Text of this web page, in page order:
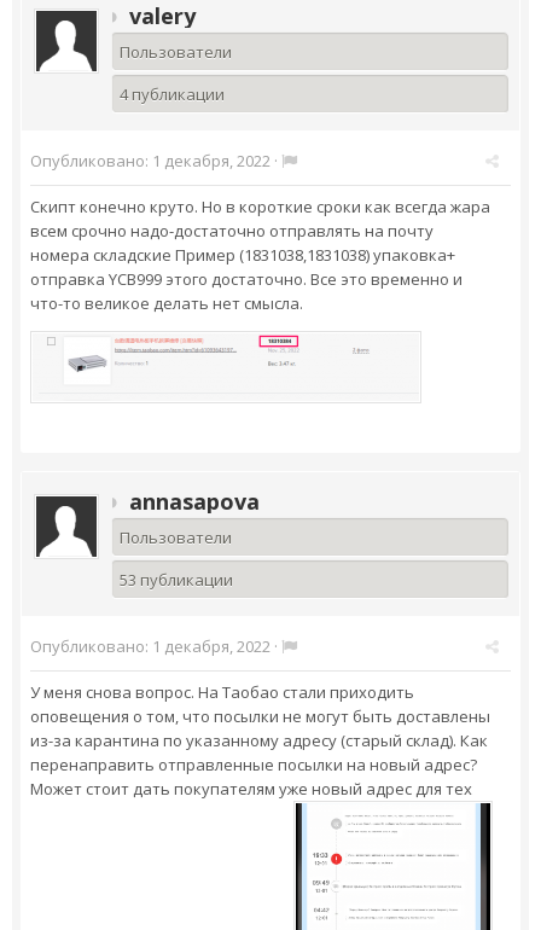
valery
Пользователи
4 публикации
Опубликовано: 1 декабря, 2022 ·
Скипт конечно круто. Но в короткие сроки как всегда жара
всем срочно надо-достаточно отправлять на почту
номера складские Пример (1831038,1831038) упаковка+
отправка YCB999 этого достаточно. Все это временно и
что-то великое делать нет смысла.
annasapova
Пользователи
53 публикации
Опубликовано: 1 декабря, 2022 ·
У меня снова вопрос. На Таобао стали приходить
оповещения о том, что посылки не могут быть доставлены
из-за карантина по указанному адресу (старый склад). Как
перенаправить отправленные посылки на новый адрес?
Может стоит дать покупателям уже новый адрес для тех